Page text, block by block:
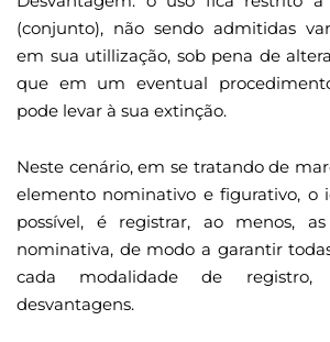
(conjunto), não sendo admitidas
em sua utillização, sob pena de
que em um eventual
pode levar à sua extinção.
Neste cenário, em se tratando de
elemento nominativo e figurativo, o
possível, é registrar, ao menos,
nominativa, de modo a garantir
cada modalidade de registro,
desvantagens.